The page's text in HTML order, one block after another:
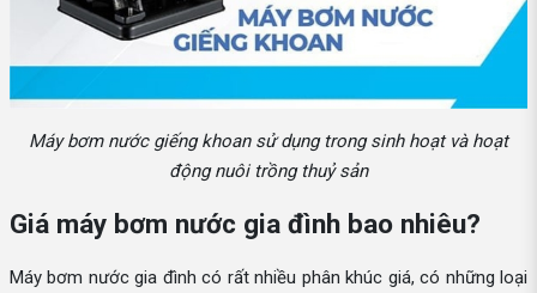
Máy bơm nước giếng khoan sử dụng trong sinh hoạt và hoạt
động nuôi trồng thuỷ sản
Giá máy bơm nước gia đình bao nhiêu?
Máy bơm nước gia đình có rất nhiều phân khúc giá, có những loại